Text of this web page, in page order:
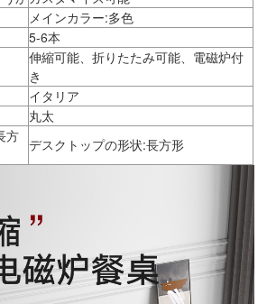
メインカラー:多色
5-6本
伸縮可能、折りたたみ可能、電磁炉付
き
イタリア
丸太
方 デスクトップの形状:長方形